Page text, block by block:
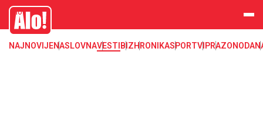
Svet, Ruske vesti, Planeta, Region
Alo
NAJNOVIJENASLOVNAVESTI BIZHRONIKASPORTVIPRAZONODA